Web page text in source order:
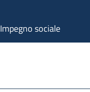
Impegno sociale